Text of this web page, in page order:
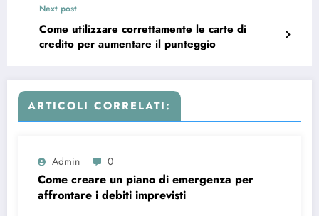
Next post
Come utilizzare correttamente le carte di
credito per aumentare il punteggio
ARTICOLI CORRELATI:
Admin 0
Come creare un piano di emergenza per
affrontare i debiti imprevisti